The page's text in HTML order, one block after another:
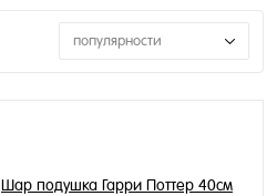
популярности
Шар подушка Гарри Поттер 40см